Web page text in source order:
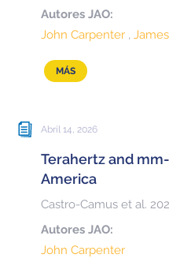
Autores JAO:
John Carpenter
MÁS
Abril 14, 2026
Terahertz and
America
Castro-Camus et al.
Autores JAO:
John Carpenter